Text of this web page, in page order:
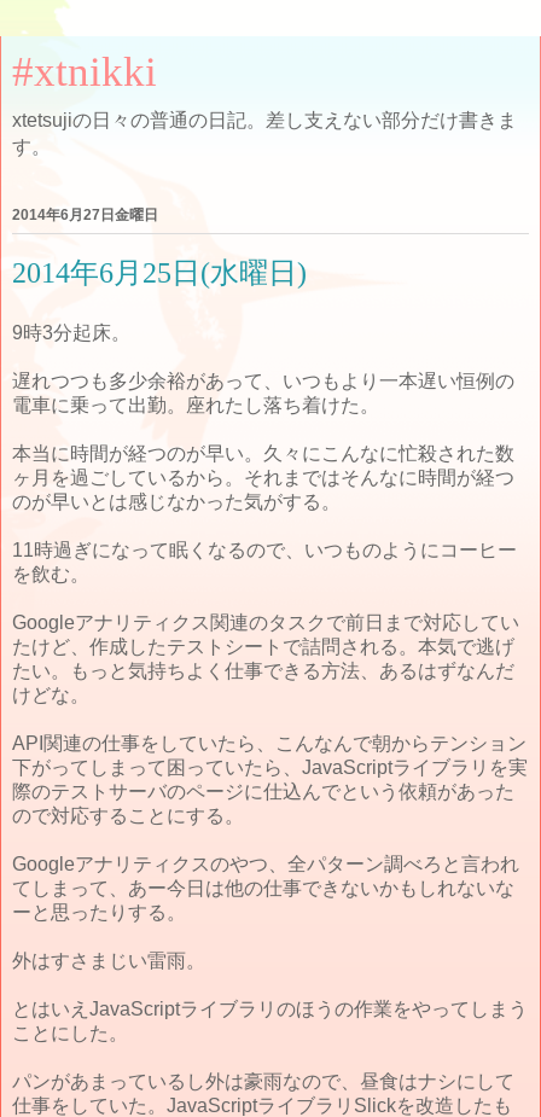
#xtnikki
xtetsujiの日々の普通の日記。差し支えない部分だけ書きま
す。
2014年6月27日金曜日
2014年6月25日(水曜日)
9時3分起床。
遅れつつも多少余裕があって、いつもより一本遅い恒例の
電車に乗って出勤。座れたし落ち着けた。
本当に時間が経つのが早い。久々にこんなに忙殺された数
ヶ月を過ごしているから。それまではそんなに時間が経つ
のが早いとは感じなかった気がする。
11時過ぎになって眠くなるので、いつものようにコーヒー
を飲む。
Googleアナリティクス関連のタスクで前日まで対応してい
たけど、作成したテストシートで詰問される。本気で逃げ
たい。もっと気持ちよく仕事できる方法、あるはずなんだ
けどな。
API関連の仕事をしていたら、こんなんで朝からテンション
下がってしまって困っていたら、JavaScriptライブラリを実
際のテストサーバのページに仕込んでという依頼があった
ので対応することにする。
Googleアナリティクスのやつ、全パターン調べろと言われ
てしまって、あー今日は他の仕事できないかもしれないな
ーと思ったりする。
外はすさまじい雷雨。
とはいえJavaScriptライブラリのほうの作業をやってしまう
ことにした。
パンがあまっているし外は豪雨なので、昼食はナシにして
仕事をしていた。JavaScriptライブラリSlickを改造したも